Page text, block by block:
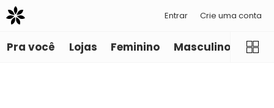
Entrar Crie uma conta
Pra você Lojas Feminino Masculino